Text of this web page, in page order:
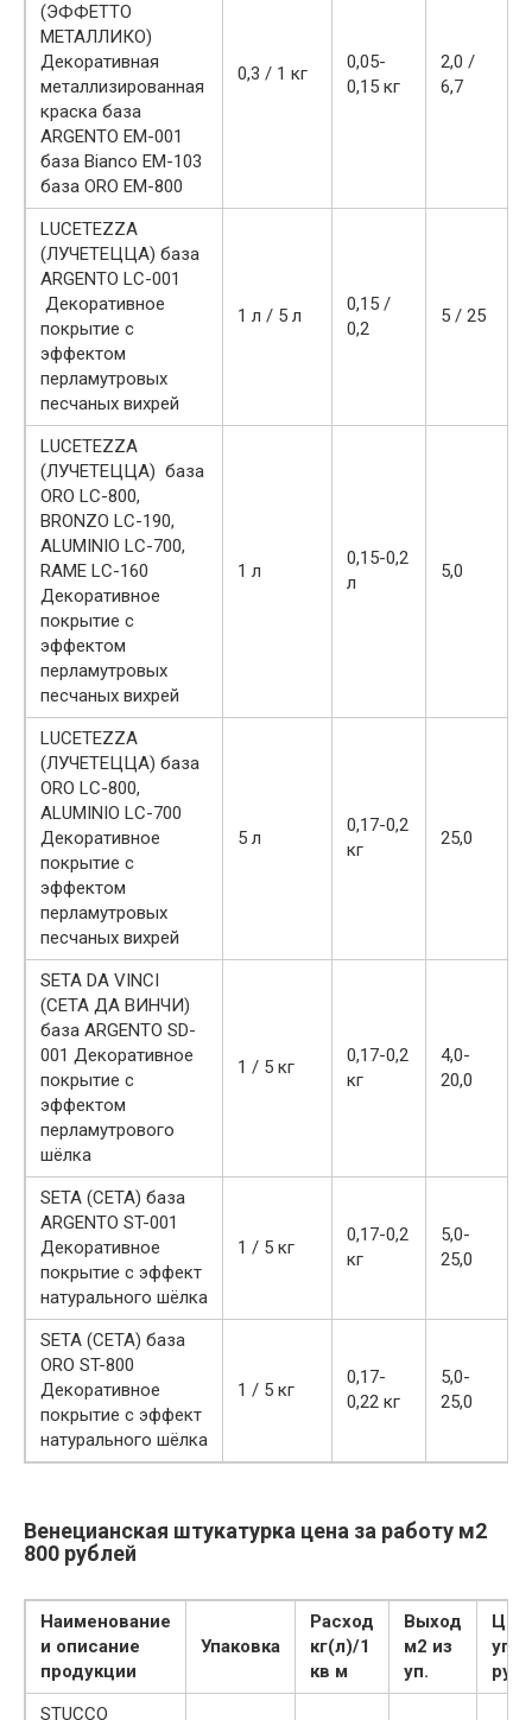
(ЭФФЕТТО
МЕТАЛЛИКО)
Декоративная
металлизированная
краска база
ARGENTO EM-001
база Bianco EM-103
база ORO EM-800
0,3 / 1 кг
0,05-
0,15 кг
2,0 /
6,7
LUCETEZZA
(ЛУЧЕТЕЦЦА) база
ARGENTO LC-001
Декоративное
покрытие с
эффектом
перламутровых
песчаных вихрей
1 л / 5 л
0,15 /
0,2
5 / 25
LUCETEZZA
(ЛУЧЕТЕЦЦА) база
ORO LC-800,
BRONZO LC-190,
ALUMINIO LC-700,
RAME LC-160
Декоративное
покрытие с
эффектом
перламутровых
песчаных вихрей
1 л
0,15-0,2
л
5,0
LUCETEZZA
(ЛУЧЕТЕЦЦА) база
ORO LC-800,
ALUMINIO LC-700
Декоративное
покрытие с
эффектом
перламутровых
песчаных вихрей
5 л
0,17-0,2
кг
25,0
SETA DA VINCI
(СЕТА ДА ВИНЧИ)
база ARGENTO SD-
001 Декоративное
покрытие с
эффектом
перламутрового
шёлка
1 / 5 кг
0,17-0,2
кг
4,0-
20,0
SETA (СЕТА) база
ARGENTO ST-001
Декоративное
покрытие с эффект
натурального шёлка
1 / 5 кг
0,17-0,2
кг
5,0-
25,0
SETA (СЕТА) база
ORO ST-800
Декоративное
покрытие с эффект
натурального шёлка
1 / 5 кг
0,17-
0,22 кг
5,0-
25,0
Венецианская штукатурка цена за работу м2
800 рублей
Наименование
и описание
продукции
Упаковка
Расход
кг(л)/1
кв м
Выход
м2 из
уп.
руб
STUCCO